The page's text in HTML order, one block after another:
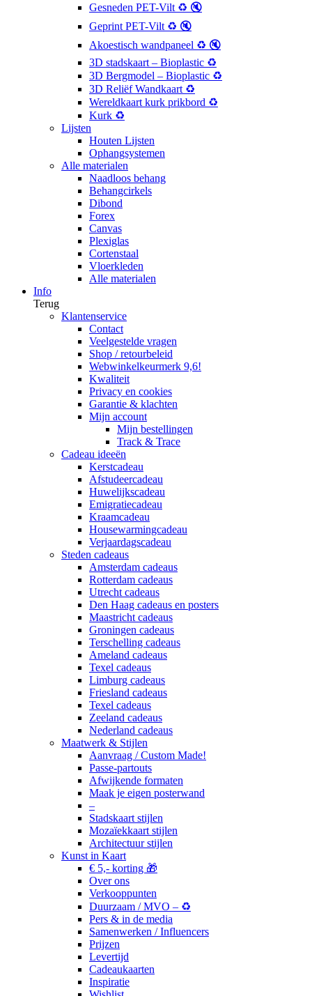
Gesneden PET-Vilt ♻️ 🔇
Geprint PET-Vilt ♻️ 🔇
Akoestisch wandpaneel ♻️ 🔇
3D stadskaart – Bioplastic ♻️
3D Bergmodel – Bioplastic ♻️
3D Reliëf Wandkaart ♻️
Wereldkaart kurk prikbord ♻️
Kurk ♻️
Lijsten
Houten Lijsten
Ophangsystemen
Alle materialen
Naadloos behang
Behangcirkels
Dibond
Forex
Canvas
Plexiglas
Cortenstaal
Vloerkleden
Alle materialen
Info
Terug
Klantenservice
Contact
Veelgestelde vragen
Shop / retourbeleid
Webwinkelkeurmerk 9,6!
Kwaliteit
Privacy en cookies
Garantie & klachten
Mijn account
Mijn bestellingen
Track & Trace
Cadeau ideeën
Kerstcadeau
Afstudeercadeau
Huwelijkscadeau
Emigratiecadeau
Kraamcadeau
Housewarmingcadeau
Verjaardagscadeau
Steden cadeaus
Amsterdam cadeaus
Rotterdam cadeaus
Utrecht cadeaus
Den Haag cadeaus en posters
Maastricht cadeaus
Groningen cadeaus
Terschelling cadeaus
Ameland cadeaus
Texel cadeaus
Limburg cadeaus
Friesland cadeaus
Texel cadeaus
Zeeland cadeaus
Nederland cadeaus
Maatwerk & Stijlen
Aanvraag / Custom Made!
Passe-partouts
Afwijkende formaten
Maak je eigen posterwand
–
Stadskaart stijlen
Mozaïekkaart stijlen
Architectuur stijlen
Kunst in Kaart
€ 5,- korting 🎁
Over ons
Verkooppunten
Duurzaam / MVO – ♻️
Pers & in de media
Samenwerken / Influencers
Prijzen
Levertijd
Cadeaukaarten
Inspiratie